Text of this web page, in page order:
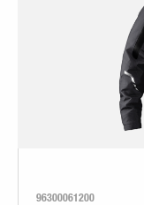
96300061200